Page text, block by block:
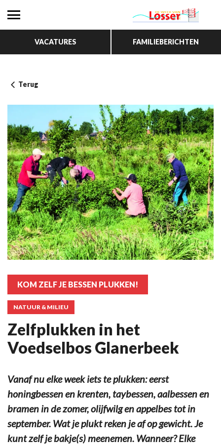
VACATURES FAMILIEBERICHTEN
Terug
KOM ZELF JE BESSEN PLUKKEN!
NATUUR & MILIEU
Zelfplukken in het
Voedselbos Glanerbeek
Vanaf nu elke week iets te plukken: eerst
honingbessen en krenten, taybessen, aalbessen en
bramen in de zomer, olijfwilg en appelbes tot in
september. Wat je plukt reken je af op gewicht. Je
kunt zelf je bakje(s) meenemen. Wanneer? Elke